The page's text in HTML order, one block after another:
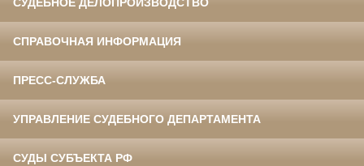
СПРАВОЧНАЯ ИНФОРМАЦИЯ
ПРЕСС-СЛУЖБА
УПРАВЛЕНИЕ СУДЕБНОГО ДЕПАРТАМЕНТА
СУДЫ СУБЪЕКТА РФ